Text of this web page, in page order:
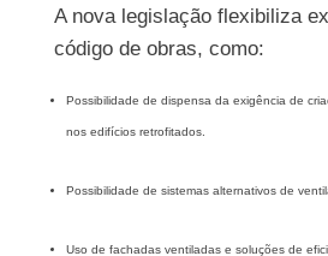
A nova legislação flexibiliza
código de obras, como:
Possibilidade de dispensa da exigência de
nos edifícios retrofitados.
Possibilidade de sistemas alternativos de
Uso de fachadas ventiladas e soluções de